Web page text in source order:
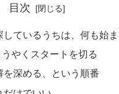
目次
しているうちは、何も始
やくスタートを切る
を深める、という順番